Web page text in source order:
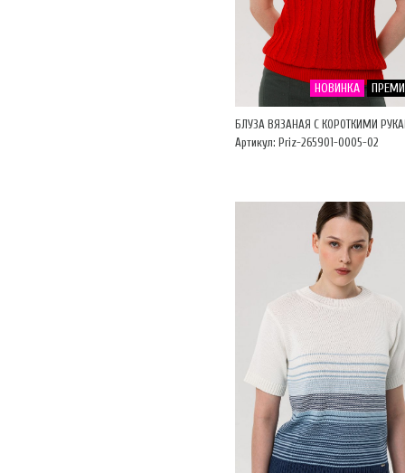
НОВИНКА
БЛУЗА ВЯЗАНАЯ С КОРОТКИМИ
Артикул: Priz-265901-0005-02